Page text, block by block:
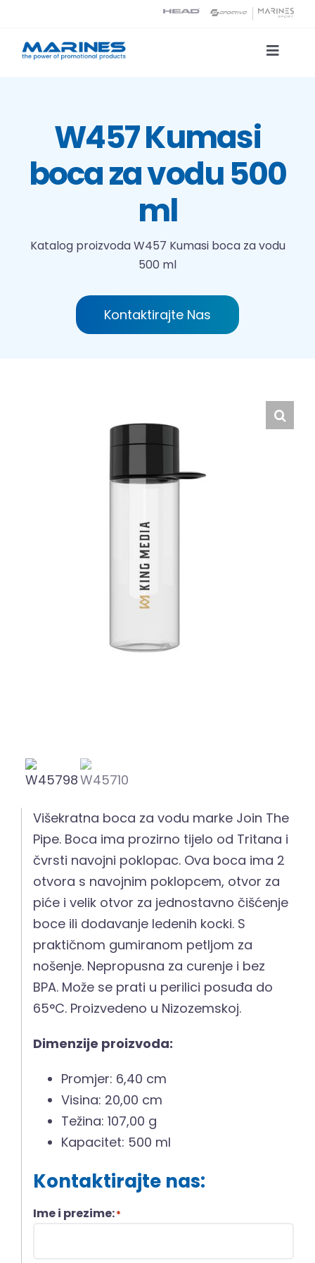
content
Toggle
Tehnologije tiska
O nama
W457 Kumasi
boca za vodu 500
ml
Katalog proizvodaW457 Kumasi boca za vodu
500 ml
Kontaktirajte Nas
Višekratna boca za vodu marke Join The
Pipe. Boca ima prozirno tijelo od Tritana i
čvrsti navojni poklopac. Ova boca ima 2
otvora s navojnim poklopcem, otvor za
piće i velik otvor za jednostavno čišćenje
boce ili dodavanje ledenih kocki. S
praktičnom gumiranom petljom za
nošenje. Nepropusna za curenje i bez
BPA. Može se prati u perilici posuđa do
65°C. Proizvedeno u Nizozemskoj.
Dimenzije proizvoda:
Promjer: 6,40 cm
Visina: 20,00 cm
Težina: 107,00 g
Kapacitet: 500 ml
Kontaktirajte nas:
Ime i prezime:*